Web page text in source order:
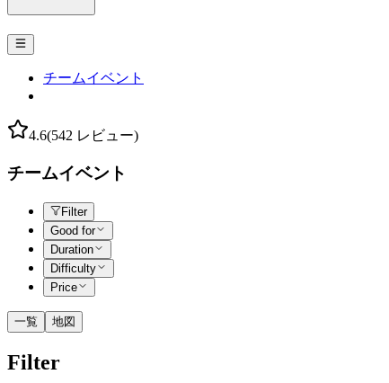
チームイベント
4.6(542 レビュー)
チームイベント
Filter
Good for
Duration
Difficulty
Price
一覧 地図
Filter